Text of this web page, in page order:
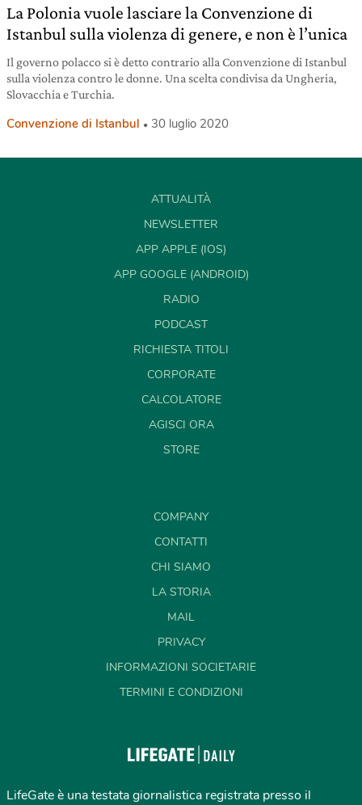
La Polonia vuole lasciare la Convenzione di
Istanbul sulla violenza di genere, e non è l’unica
Il governo polacco si è detto contrario alla Convenzione di Istanbul
sulla violenza contro le donne. Una scelta condivisa da Ungheria,
Slovacchia e Turchia.
Convenzione di Istanbul 30 luglio 2020
ATTUALITÀ
NEWSLETTER
APP APPLE (IOS)
APP GOOGLE (ANDROID)
RADIO
PODCAST
RICHIESTA TITOLI
CORPORATE
CALCOLATORE
AGISCI ORA
STORE
COMPANY
CONTATTI
CHI SIAMO
LA STORIA
MAIL
PRIVACY
INFORMAZIONI SOCIETARIE
TERMINI E CONDIZIONI
LifeGate è una testata giornalistica registrata presso il